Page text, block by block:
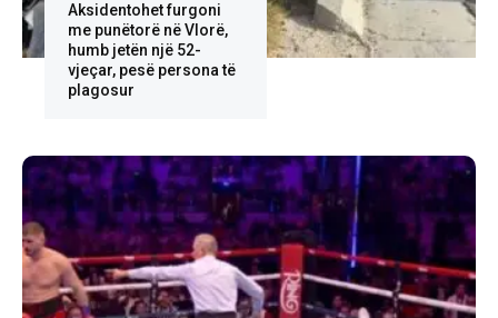
Aksidentohet furgoni
me punëtorë në Vlorë,
humb jetën një 52-
vjeçar, pesë persona të
plagosur